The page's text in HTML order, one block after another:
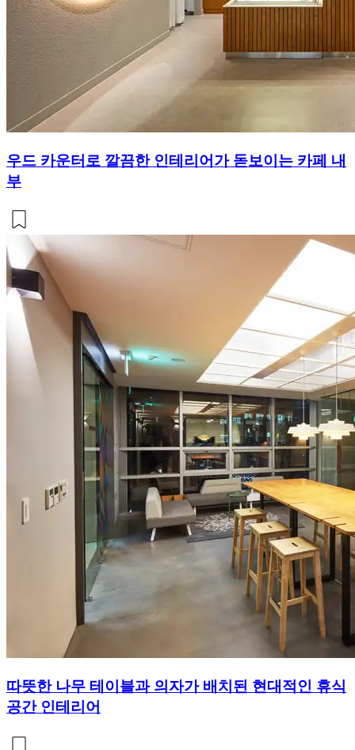
우드 카운터로 깔끔한 인테리어가 돋보이는 카페 내
부
따뜻한 나무 테이블과 의자가 배치된 현대적인 휴식
공간 인테리어